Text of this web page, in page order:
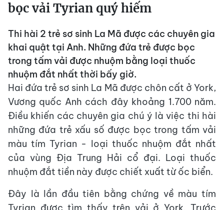
bọc vải Tyrian quý hiếm
Thi hài 2 trẻ sơ sinh La Mã được các chuyên gia
khai quật tại Anh. Những đứa trẻ được bọc
trong tấm vải được nhuộm bằng loại thuốc
nhuộm đắt nhất thời bấy giờ.
Hai đứa trẻ sơ sinh La Mã được chôn cất ở York,
Vương quốc Anh cách đây khoảng 1.700 năm.
Điều khiến các chuyên gia chú ý là việc thi hài
những đứa trẻ xấu số được bọc trong tấm vải
màu tím Tyrian - loại thuốc nhuộm đắt nhất
của vùng Địa Trung Hải cổ đại. Loại thuốc
nhuộm đắt tiền này được chiết xuất từ ​​ốc biển.
Đây là lần đầu tiên bằng chứng về màu tím